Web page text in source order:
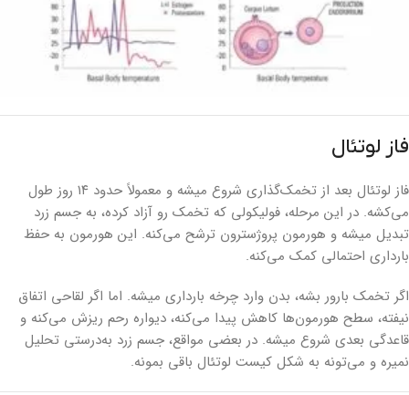
فاز لوتئال
فاز لوتئال بعد از تخمک‌گذاری شروع میشه و معمولاً حدود ۱۴ روز طول
می‌کشه. در این مرحله، فولیکولی که تخمک رو آزاد کرده، به جسم زرد
تبدیل میشه و هورمون پروژسترون ترشح می‌کنه. این هورمون به حفظ
بارداری احتمالی کمک می‌کنه.
اگر تخمک بارور بشه، بدن وارد چرخه بارداری میشه. اما اگر لقاحی اتفاق
نیفته، سطح هورمون‌ها کاهش پیدا می‌کنه، دیواره رحم ریزش می‌کنه و
قاعدگی بعدی شروع میشه. در بعضی مواقع، جسم زرد به‌درستی تحلیل
نمیره و می‌تونه به شکل کیست لوتئال باقی بمونه.